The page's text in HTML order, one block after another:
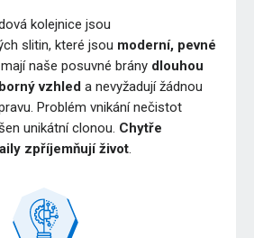
kolejnice jsou
slitin, které jsou moderní, pevné
naše posuvné brány dlouhou
vzhled a nevyžadují žádnou
Problém vnikání nečistot
unikátní clonou. Chytře
zpříjemňují život.